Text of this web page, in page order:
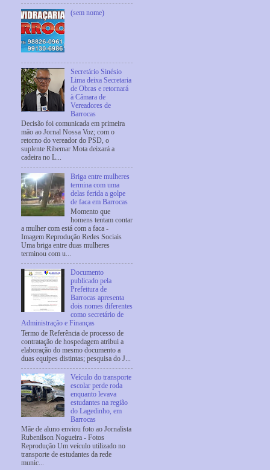
(sem nome)
Secretário Sinésio
Lima deixa Secretaria
de Obras e retornará
à Câmara de
Vereadores de
Barrocas
Decisão foi comunicada em primeira
mão ao Jornal Nossa Voz; com o
retorno do vereador do PSD, o
suplente Ribemar Mota deixará a
cadeira no L...
Briga entre mulheres
termina com uma
delas ferida a golpe
de faca em Barrocas
Momento que
homens tentam contar
a mulher com está com a faca -
Imagem Reprodução Redes Sociais
Uma briga entre duas mulheres
terminou com u...
Documento
publicado pela
Prefeitura de
Barrocas apresenta
dois nomes diferentes
como secretário de
Administração e Finanças
Termo de Referência de processo de
contratação de hospedagem atribui a
elaboração do mesmo documento a
duas equipes distintas; pesquisa do J...
Veículo do transporte
escolar perde roda
enquanto levava
estudantes na região
do Lagedinho, em
Barrocas
Mãe de aluno enviou foto ao Jornalista
Rubenilson Nogueira - Fotos
Reprodução Um veículo utilizado no
transporte de estudantes da rede
munic...